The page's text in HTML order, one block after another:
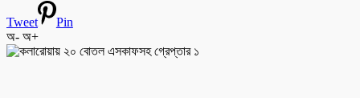
Tweet
Pin
অ- অ+